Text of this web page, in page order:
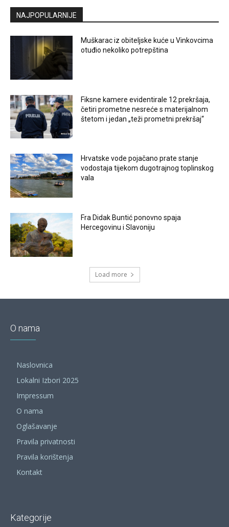
NAJPOPULARNIJE
Muškarac iz obiteljske kuće u Vinkovcima
otuđio nekoliko potrepština
Fiksne kamere evidentirale 12 prekršaja,
četiri prometne nesreće s materijalnom
štetom i jedan „teži prometni prekršaj“
Hrvatske vode pojačano prate stanje
vodostaja tijekom dugotrajnog toplinskog
vala
Fra Didak Buntić ponovno spaja
Hercegovinu i Slavoniju
Load more
O nama
Naslovnica
Lokalni Izbori 2025
Impressum
O nama
Oglašavanje
Pravila privatnosti
Pravila korištenja
Kontakt
Kategorije